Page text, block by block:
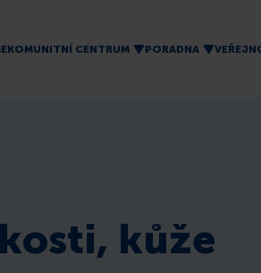
KOMUNITNÍ CENTRUM PORADNA
kůže